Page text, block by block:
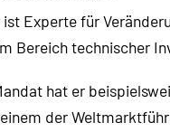
Experte für
Bereich technischer
hat er
der